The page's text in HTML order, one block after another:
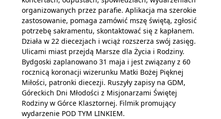
organizowanych przez parafie. Aplikacja ma szerokie
zastosowanie, pomaga zamówić mszę świętą, zgłosić
potrzebę sakramentu, skontaktować się z kapłanem.
Działa w 22 diecezjach i wciąż rozszerza swój zasięg.
Ulicami miast przejdą Marsze dla Życia i Rodziny.
Bydgoski zaplanowano 31 maja i jest związany z 60
rocznicą koronacji wizerunku Matki Bożej Pięknej
Miłości, patronki diecezji. Ruszyły zapisy na GDM,
Góreckich Dni Młodości z Misjonarzami Świętej
Rodziny w Górce Klasztornej. Filmik promujący
wydarzenie POD TYM LINKIEM.